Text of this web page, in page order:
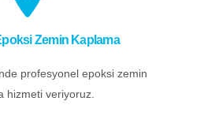
Zemin Kaplama
profesyonel epoksi zemin
hizmeti veriyoruz.